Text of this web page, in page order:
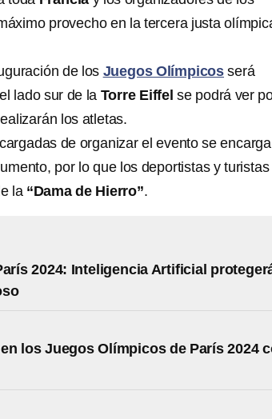
provecho en la tercera justa
de los Juegos Olímpicos será
lado sur de la Torre Eiffel se podrá ver
los atletas.
de organizar el evento se
por lo que los deportistas y turistas
la “Dama de Hierro”.
2024: Inteligencia Artificial
los Juegos Olímpicos de París 2024